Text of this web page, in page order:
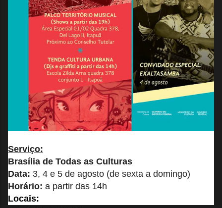
Serviço:
Brasília de Todas as Culturas
Data: 3, 4 e 5 de agosto (de sexta a domingo)
Horário: a partir das 14h
Locais: